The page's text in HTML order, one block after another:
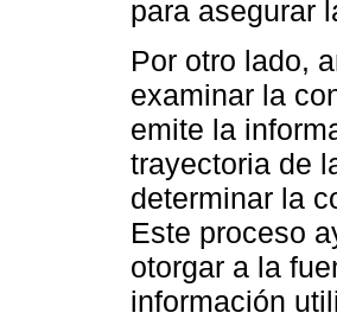
para asegurar
Por otro lado,
examinar la
emite la
trayectoria de
determinar la
Este proceso
otorgar a la
información